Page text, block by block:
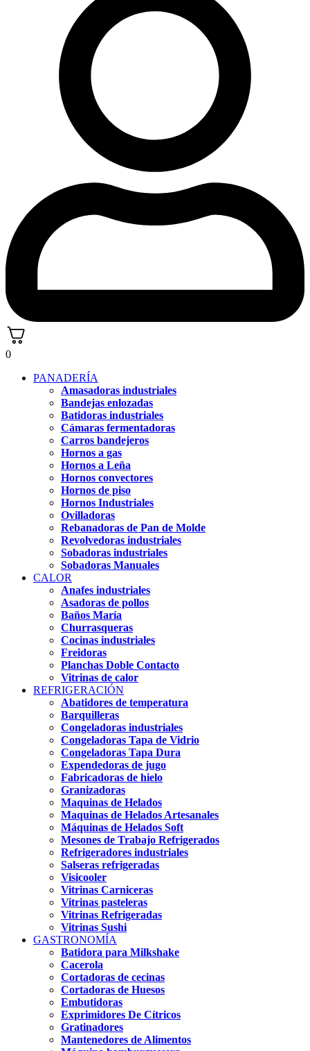
0
PANADERÍA
Amasadoras industriales
Bandejas enlozadas
Batidoras industriales
Cámaras fermentadoras
Carros bandejeros
Hornos a gas
Hornos a Leña
Hornos convectores
Hornos de piso
Hornos Industriales
Ovilladoras
Rebanadoras de Pan de Molde
Revolvedoras industriales
Sobadoras industriales
Sobadoras Manuales
CALOR
Anafes industriales
Asadoras de pollos
Baños María
Churrasqueras
Cocinas industriales
Freidoras
Planchas Doble Contacto
Vitrinas de calor
REFRIGERACIÓN
Abatidores de temperatura
Barquilleras
Congeladoras industriales
Congeladoras Tapa de Vidrio
Congeladoras Tapa Dura
Expendedoras de jugo
Fabricadoras de hielo
Granizadoras
Maquinas de Helados
Maquinas de Helados Artesanales
Máquinas de Helados Soft
Mesones de Trabajo Refrigerados
Refrigeradores industriales
Salseras refrigeradas
Visicooler
Vitrinas Carniceras
Vitrinas pasteleras
Vitrinas Refrigeradas
Vitrinas Sushi
GASTRONOMÍA
Batidora para Milkshake
Cacerola
Cortadoras de cecinas
Cortadoras de Huesos
Embutidoras
Exprimidores De Cítricos
Gratinadores
Mantenedores de Alimentos